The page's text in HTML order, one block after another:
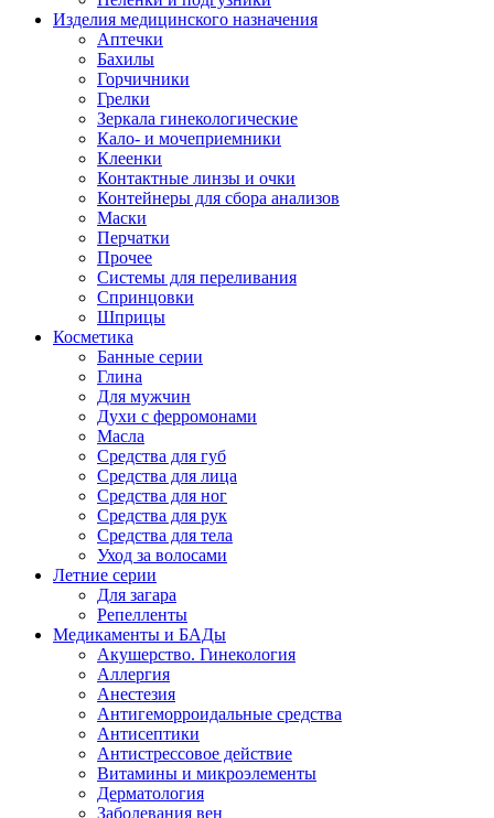
Изделия медицинского назначения
Аптечки
Бахилы
Горчичники
Грелки
Зеркала гинекологические
Кало- и мочеприемники
Клеенки
Контактные линзы и очки
Контейнеры для сбора анализов
Маски
Перчатки
Прочее
Системы для переливания
Спринцовки
Шприцы
Косметика
Банные серии
Глина
Для мужчин
Духи с ферромонами
Масла
Средства для губ
Средства для лица
Средства для ног
Средства для рук
Средства для тела
Уход за волосами
Летние серии
Для загара
Репелленты
Медикаменты и БАДы
Акушерство. Гинекология
Аллергия
Анестезия
Антигеморроидальные средства
Антисептики
Антистрессовое действие
Витамины и микроэлементы
Дерматология
Заболевания вен